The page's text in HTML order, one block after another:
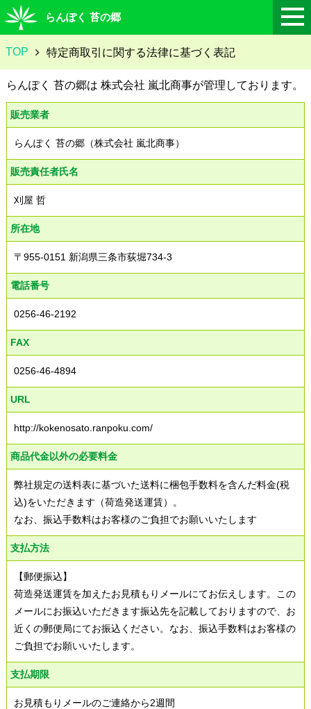
らんぽく 苔の郷
TOP 特定商取引に関する法律に基づく表記
らんぽく 苔の郷は 株式会社 嵐北商事が管理しております。
販売業者
らんぽく 苔の郷（株式会社 嵐北商事）
販売責任者氏名
刈屋 哲
所在地
〒955-0151 新潟県三条市荻堀734-3
電話番号
0256-46-2192
FAX
0256-46-4894
URL
http://kokenosato.ranpoku.com/
商品代金以外の必要料金
弊社規定の送料表に基づいた送料に梱包手数料を含んだ料金(税
込)をいただきます（荷造発送運賃）。
なお、振込手数料はお客様のご負担でお願いいたします
支払方法
【郵便振込】
荷造発送運賃を加えたお見積もりメールにてお伝えします。この
メールにお振込いただきます振込先を記載しておりますので、お
近くの郵便局にてお振込ください。なお、振込手数料はお客様の
ご負担でお願いいたします。
支払期限
お見積もりメールのご連絡から2週間